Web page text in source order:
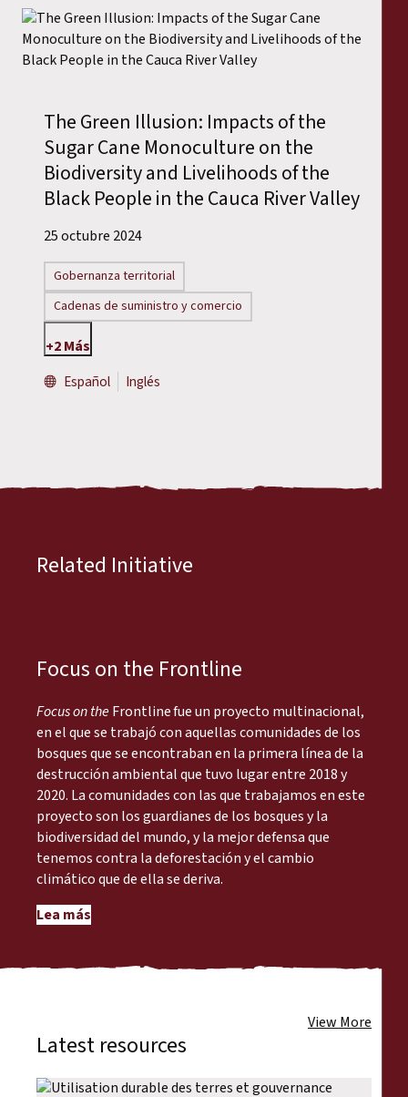
The Green Illusion: Impacts of the
Sugar Cane Monoculture on the
Biodiversity and Livelihoods of the
Black People in the Cauca River Valley
25 octubre 2024
Gobernanza territorial
Cadenas de suministro y comercio
+2 Más
Español
Inglés
Related Initiative
Focus on the Frontline
Focus on theFrontline fue un proyecto multinacional,
en el que se trabajó con aquellas comunidades de los
bosques que se encontraban en la primera línea de la
destrucción ambiental que tuvo lugar entre 2018 y
2020. La comunidades con las que trabajamos en este
proyecto son los guardianes de los bosques y la
biodiversidad del mundo, y la mejor defensa que
tenemos contra la deforestación y el cambio
climático que de ella se deriva.
Lea más
Latest resources
View More